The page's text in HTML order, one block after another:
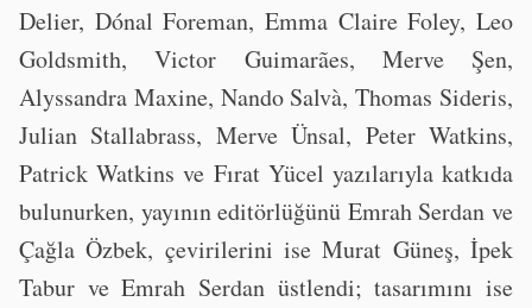
Delier, Dónal Foreman, Emma Claire Foley, Leo
Goldsmith, Victor Guimarães, Merve Şen,
Alyssandra Maxine, Nando Salvà, Thomas Sideris,
Julian Stallabrass, Merve Ünsal, Peter Watkins,
Patrick Watkins ve Fırat Yücel yazılarıyla katkıda
bulunurken, yayının editörlüğünü Emrah Serdan ve
Çağla Özbek, çevirilerini ise Murat Güneş, İpek
Tabur ve Emrah Serdan üstlendi; tasarımını ise